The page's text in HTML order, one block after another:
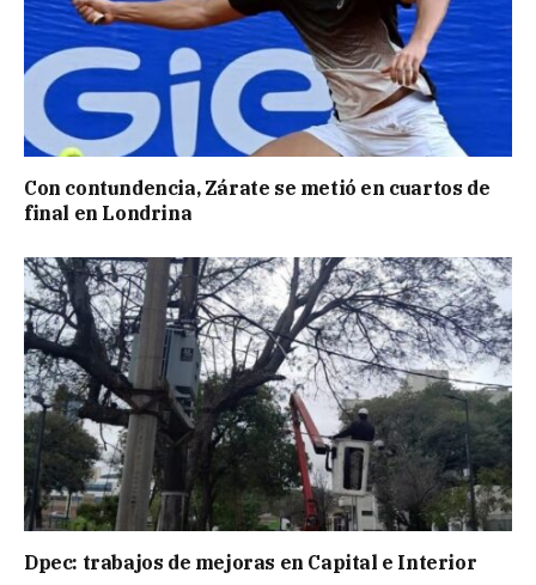
Con contundencia, Zárate se metió en cuartos de
final en Londrina
Dpec: trabajos de mejoras en Capital e Interior